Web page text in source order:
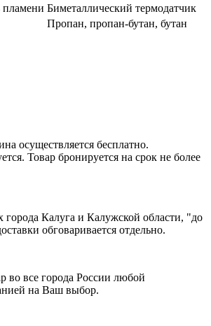
пламени Биметаллический термодатчик
Пропан, пропан-бутан, бутан
осуществляется бесплатно.
Товар бронируется на срок не более
города Калуга и Калужской области, "до
обговаривается отдельно.
во все города России любой
на Ваш выбор.